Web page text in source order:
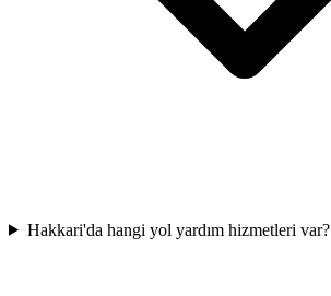
Hakkari'da hangi yol yardım hizmetleri var?